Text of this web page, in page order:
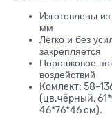
Изготовлены
мм
Легко и без
закрепляется
Порошковое
воздействий
Комлект: 58-
(цв.чёрный,
46*76*46 см).